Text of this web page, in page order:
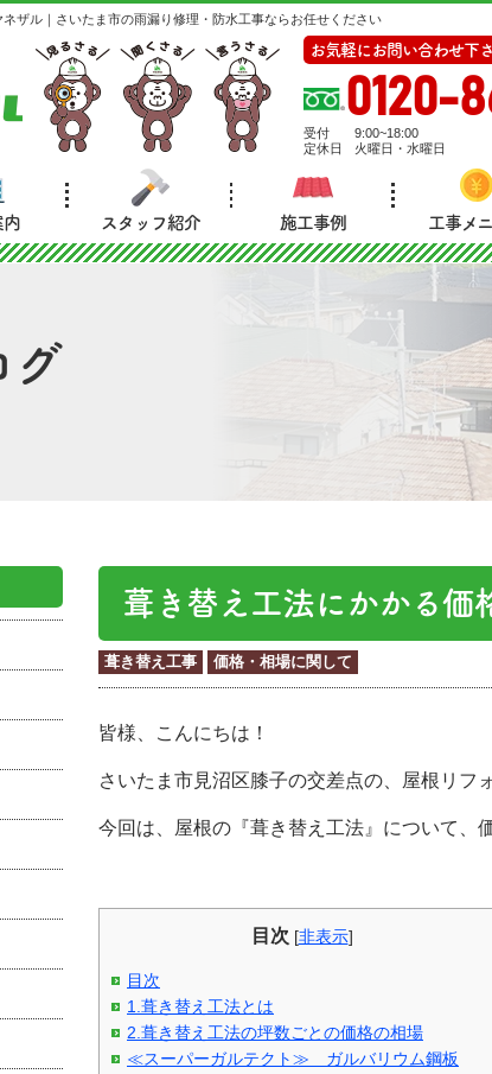
ザル｜さいたま市の雨漏り修理・防水工事ならお任せください
お気軽にお問い合わせ下
0120-
受付
9:00~18:00
定休日
火曜日・水曜日
内 スタッフ紹介 施工事例 工事メ
グ
葺き替え工法にかかる価
葺き替え工事 価格・相場に関して
皆様、こんにちは！
さいたま市見沼区膝子の交差点の、屋根リフ
今回は、屋根の『葺き替え工法』について、
目次 [非表示]
目次
1.葺き替え工法とは
2.葺き替え工法の坪数ごとの価格の相場
≪スーパーガルテクト≫ ガルバリウム鋼板